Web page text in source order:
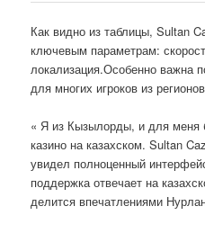
Как видно из таблицы, Sultan
ключевым параметрам:
локализация.Особенно важна
для многих игроков из
« Я из Кызылорды, и для меня
казино на казахском. Sultan
увидел полноценный
поддержка отвечает на
делится впечатлениями